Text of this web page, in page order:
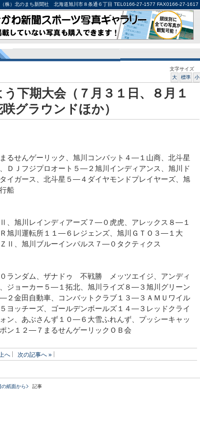
（株）北のまち新聞社 北海道旭川市８条通６丁目 TEL0166-27-1577 FAX0166-27-1617
文字サイズ
大
標準 小
下期大会（７月３１日、８月１
グラウンドほか）
るせんゲーリック、旭川コンバット４―１山商、北斗星
ＤＪフジプロオート５―２旭川インディアンス、旭川ド
イガース、北斗星５―４ダイヤモンドプレイヤーズ、旭
船
、旭川レインディアーズ７―０虎虎、アレックス８―１
旭川運転所１１―６レジェンズ、旭川ＧＴＯ３―１大
Ⅱ、旭川ブルーインパルス７―０タクティクス
ランダム、ザナドゥ 不戦勝 メッツエイジ、アンディ
ジョーカー５―１拓北、旭川ライズ８―３旭川グリーン
２金田自動車、コンバットクラブ１３―３ＡＭＵワイル
ヨッチーズ、ゴールデンボールズ１４―３レッドクライ
ン、あぶさんず１０―６大雪ふれんず、プッシーキャッ
ン１２―７まるせんゲーリックＯＢ会
へ 次の記事へ »
の紙面から 記事